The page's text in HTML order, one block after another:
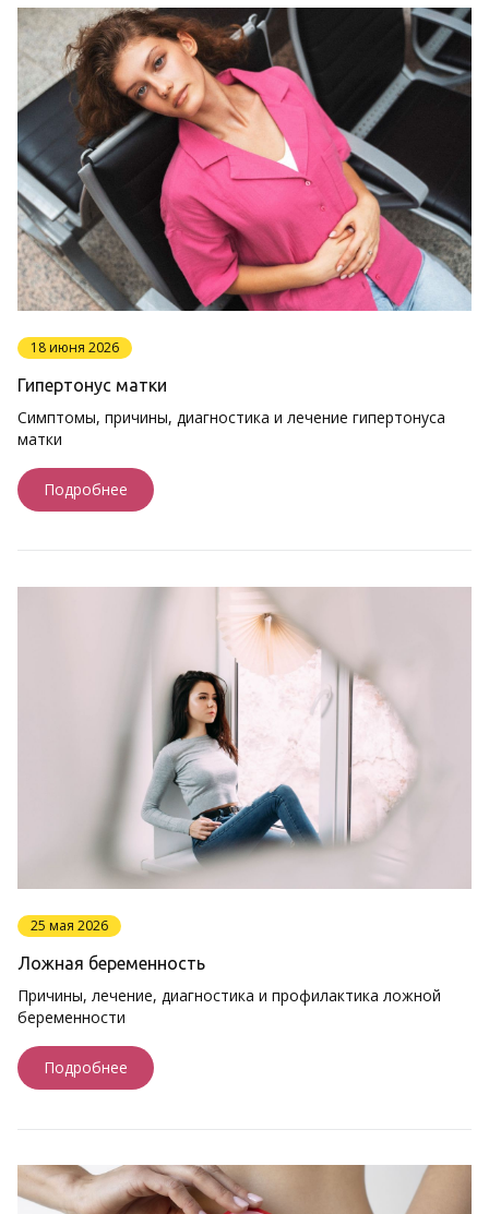
18 июня 2026
Гипертонус матки
Симптомы, причины, диагностика и лечение гипертонуса
матки
Подробнее
25 мая 2026
Ложная беременность
Причины, лечение, диагностика и профилактика ложной
беременности
Подробнее